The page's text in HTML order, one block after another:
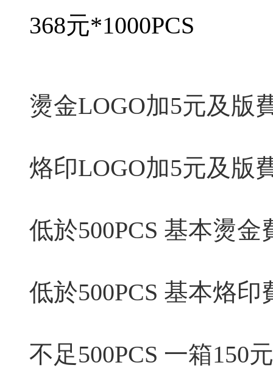
368元*1000PCS
燙金LOGO加5元及版
烙印LOGO加5元及版
低於500PCS 基本燙
低於500PCS 基本烙
不足500PCS 一箱150元